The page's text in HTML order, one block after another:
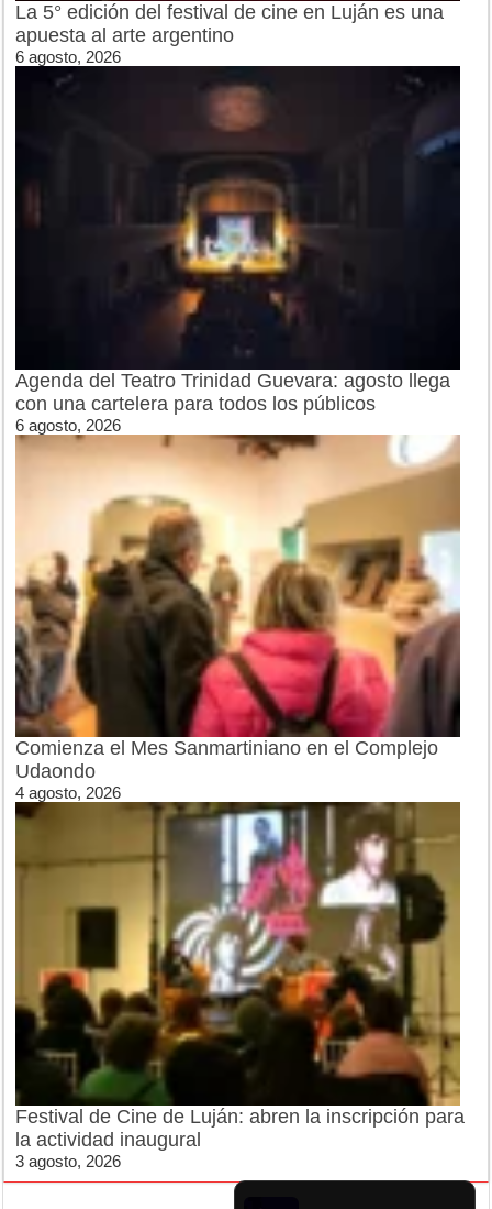
La 5° edición del festival de cine en Luján es una
apuesta al arte argentino
6 agosto, 2026
Agenda del Teatro Trinidad Guevara: agosto llega
con una cartelera para todos los públicos
6 agosto, 2026
Comienza el Mes Sanmartiniano en el Complejo
Udaondo
4 agosto, 2026
Festival de Cine de Luján: abren la inscripción para
la actividad inaugural
3 agosto, 2026